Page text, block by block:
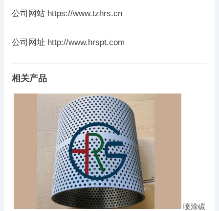
公司网站 https://www.tzhrs.cn
公司网址 http://www.hrspt.com
相关产品
喷涂碳